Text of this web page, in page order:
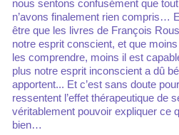
nous sentons confusément que
n’avons finalement rien compris…
être que les livres de François
notre esprit conscient, et que
les comprendre, moins il est
plus notre esprit inconscient a dû
apportent... Et c’est sans doute
ressentent l’effet thérapeutique de
véritablement pouvoir expliquer ce
bien…